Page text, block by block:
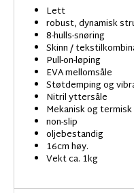
Lett
robust, dynamisk
8-hulls-snøring
Skinn /
Pull-on-løping
EVA mellomsåle
Støtdemping og
Nitril yttersåle
Mekanisk og
non-slip
oljebestandig
16cm høy.
Vekt ca. 1kg